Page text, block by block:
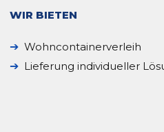
WIR BIETEN
Wohncontainerverleih
Lieferung individueller